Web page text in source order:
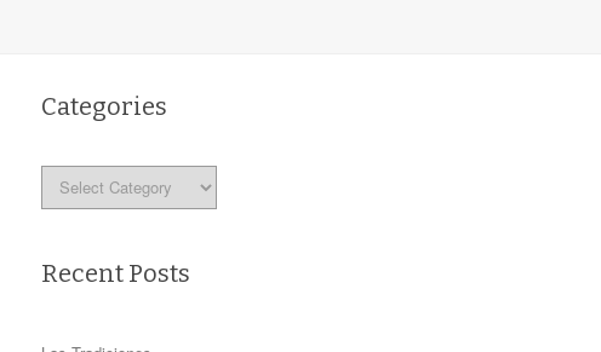
Categories
Recent Posts